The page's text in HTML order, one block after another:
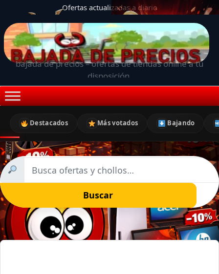
Ofertas actualizadas a diario
bajada de precios – ofertas de tiendas online a tu
disposición.
Destacados Más votados Bajando
Buscar